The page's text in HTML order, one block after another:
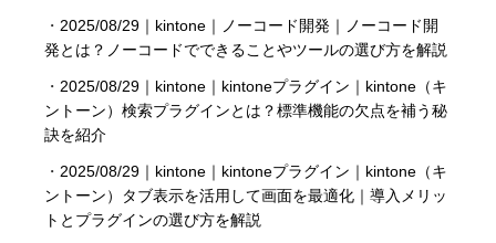
・ 2025/08/29｜kintone｜ノーコード開発｜ノーコード開
発とは？ノーコードでできることやツールの選び方を解説
・ 2025/08/29｜kintone｜kintoneプラグイン｜kintone（キ
ントーン）検索プラグインとは？標準機能の欠点を補う秘
訣を紹介
・ 2025/08/29｜kintone｜kintoneプラグイン｜kintone（キ
ントーン）タブ表示を活用して画面を最適化｜導入メリッ
トとプラグインの選び方を解説